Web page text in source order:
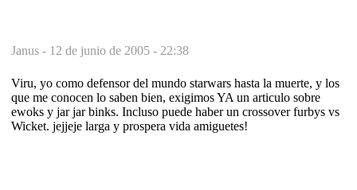
Janus - 12 de junio de 2005 - 22:38
Viru, yo como defensor del mundo starwars hasta la muerte, y los
que me conocen lo saben bien, exigimos YA un articulo sobre
ewoks y jar jar binks. Incluso puede haber un crossover furbys vs
Wicket. jejjeje larga y prospera vida amiguetes!